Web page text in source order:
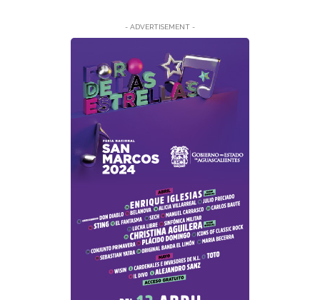
- ADVERTISEMENT -